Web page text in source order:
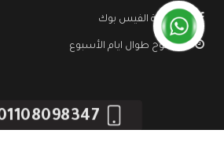
صفحة الفيس بوك
مفتوح طوال ايام الأسبوع